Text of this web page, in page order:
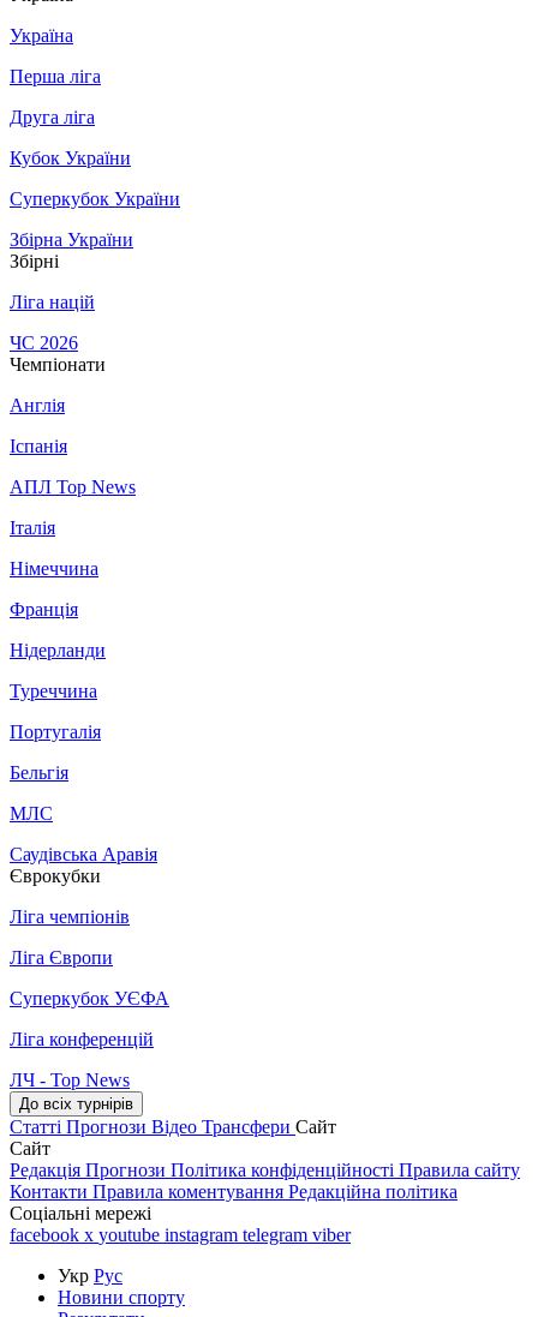
Україна
Перша ліга
Друга ліга
Кубок України
Суперкубок України
Збірна України
Збірні
Ліга націй
ЧС 2026
Чемпіонати
Англія
Іспанія
АПЛ Top News
Італія
Німеччина
Франція
Нідерланди
Туреччина
Португалія
Бельгія
МЛС
Саудівська Аравія
Єврокубки
Ліга чемпіонів
Ліга Європи
Суперкубок УЄФА
Ліга конференцій
ЛЧ - Top News
До всіх турнірів
Статті Прогнози Відео Трансфери Сайт
Сайт
Редакція Прогнози Політика конфіденційності Правила сайту
Контакти Правила коментування Редакційна політика
Соціальні мережі
facebook x youtube instagram telegram viber
Укр Рус
Новини спорту